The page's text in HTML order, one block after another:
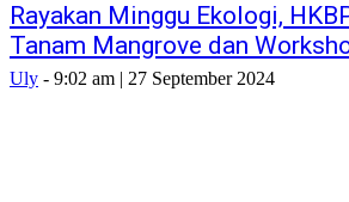
Rayakan Minggu Ekologi,
Tanam Mangrove dan
Uly - 9:02 am | 27 September 2024